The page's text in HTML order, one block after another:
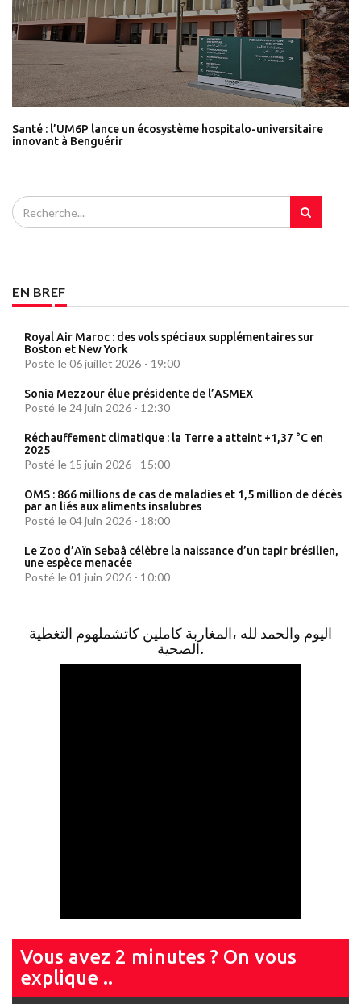
Santé : l’UM6P lance un écosystème hospitalo-universitaire
innovant à Benguérir
EN BREF
Royal Air Maroc : des vols spéciaux supplémentaires sur
Boston et New York
Posté le 06 juillet 2026 - 19:00
Sonia Mezzour élue présidente de l’ASMEX
Posté le 24 juin 2026 - 12:30
Réchauffement climatique : la Terre a atteint +1,37 °C en
2025
Posté le 15 juin 2026 - 15:00
OMS : 866 millions de cas de maladies et 1,5 million de décès
par an liés aux aliments insalubres
Posté le 04 juin 2026 - 18:00
Le Zoo d’Aïn Sebaâ célèbre la naissance d’un tapir brésilien,
une espèce menacée
Posté le 01 juin 2026 - 10:00
اليوم والحمد لله ،المغاربة كاملين كاتشملهوم التغطية
الصحية.
Vous avez 2 minutes ? On vous
explique ..